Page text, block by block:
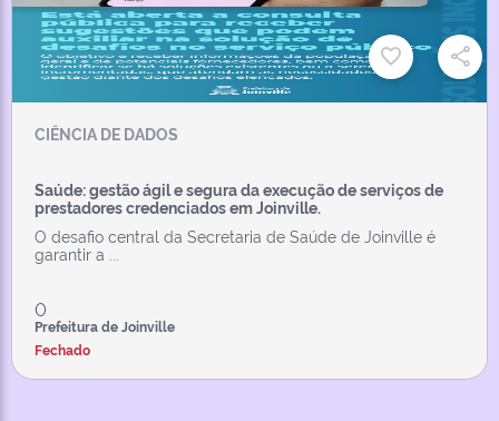
CIÊNCIA DE DADOS
Saúde: gestão ágil e segura da execução de serviços de
prestadores credenciados em Joinville.
O desafio central da Secretaria de Saúde de Joinville é
garantir a ...
0
Prefeitura de Joinville
Fechado